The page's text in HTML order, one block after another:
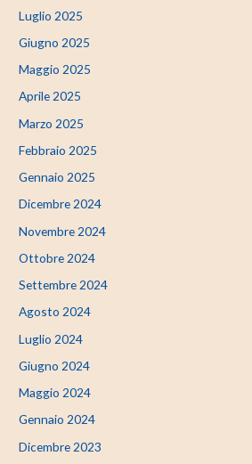
Luglio 2025
Giugno 2025
Maggio 2025
Aprile 2025
Marzo 2025
Febbraio 2025
Gennaio 2025
Dicembre 2024
Novembre 2024
Ottobre 2024
Settembre 2024
Agosto 2024
Luglio 2024
Giugno 2024
Maggio 2024
Gennaio 2024
Dicembre 2023